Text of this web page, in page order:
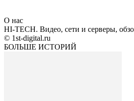
О нас
HI-TECH. Видео, сети и серверы,
© 1st-digital.ru
БОЛЬШЕ ИСТОРИЙ